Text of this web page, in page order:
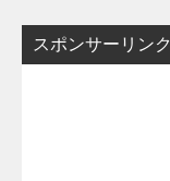
スポンサーリンク